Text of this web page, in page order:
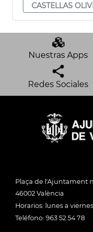
CASTELLAS
Nuestras Apps
Redes Sociales
Plaça de l'Ajuntament
46002 València
Horarios: lunes a
Teléfono: 963 52 54 78